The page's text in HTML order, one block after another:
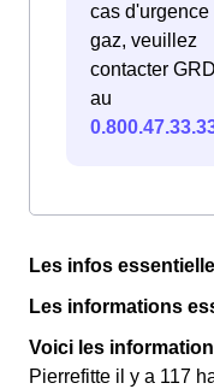
cas d'urgence
gaz, veuillez
contacter
au
Les infos
Les informations
Voici les
Pierrefitte il y a 117